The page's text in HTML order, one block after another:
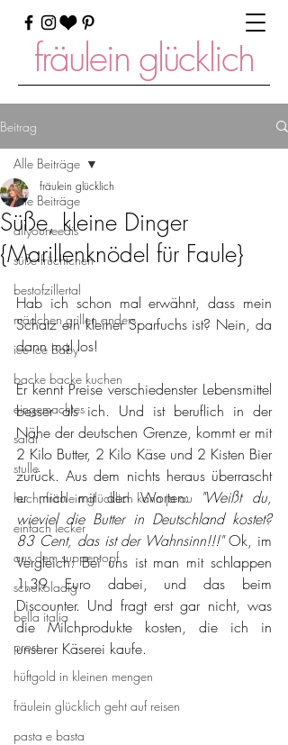
fräulein glücklich
Beitrag
Alle Beiträge
allyouneedis
süße früchtchen
bestofzillertal
mädchen grillen anders
ice ice baby
backe backe kuchen
eingemachtes
salat
stulle
huch, fräulein glücklich kann ja au
einfach lecker
aus dem suppentopf
schokoladig
bella italia
prost
hüftgold in kleinen mengen
fräulein glücklich geht auf reisen
pasta e basta
Alle Beiträge
Süße, kleine Dinger
{Marillenknödel für Faule}
fräulein glücklich
Hab ich schon mal erwähnt, dass mein
Schatz ein kleiner Sparfuchs ist? Nein, da
dann mal los!
Er kennt Preise verschiedenster Lebensmittel
besser als ich. Und ist beruflich in der
Nähe der deutschen Grenze, kommt er mit
2 Kilo Butter, 2 Kilo Käse und 2 Kisten Bier
zurück. Aus dem nichts heraus überrascht
er mich mit den Worten: "Weißt du,
wieviel die Butter in Deutschland kostet?
83 Cent, das ist der Wahnsinn!!!" Ok, im
Vergleich: Bei uns ist man mit schlappen
1,39 Euro dabei, und das beim
Discounter. Und fragt erst gar nicht, was
die Milchprodukte kosten, die ich in
unserer Käserei kaufe.